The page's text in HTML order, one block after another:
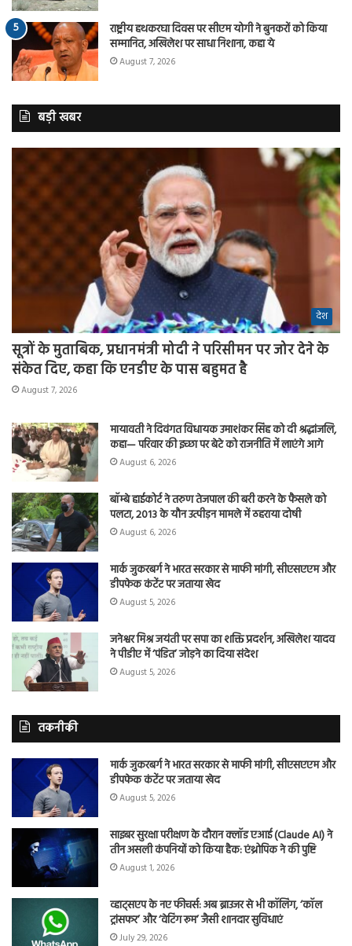
राष्ट्रीय हथकरघा दिवस पर सीएम योगी ने बुनकरों को किया
सम्मानित, अखिलेश पर साधा निशाना, कहा ये
August 7, 2026
बड़ी खबर
देश
सूत्रों के मुताबिक, प्रधानमंत्री मोदी ने परिसीमन पर जोर देने के
संकेत दिए, कहा कि एनडीए के पास बहुमत है
August 7, 2026
मायावती ने दिवंगत विधायक उमाशंकर सिंह को दी श्रद्धांजलि,
कहा— परिवार की इच्छा पर बेटे को राजनीति में लाएंगे आगे
August 6, 2026
बॉम्बे हाईकोर्ट ने तरुण तेजपाल की बरी करने के फैसले को
पलटा, 2013 के यौन उत्पीड़न मामले में ठहराया दोषी
August 6, 2026
मार्क जुकरबर्ग ने भारत सरकार से माफी मांगी, सीएसएएम और
डीपफेक कंटेंट पर जताया खेद
August 5, 2026
जनेश्वर मिश्र जयंती पर सपा का शक्ति प्रदर्शन, अखिलेश यादव
ने पीडीए में ‘पंडित’ जोड़ने का दिया संदेश
August 5, 2026
तकनीकी
मार्क जुकरबर्ग ने भारत सरकार से माफी मांगी, सीएसएएम और
डीपफेक कंटेंट पर जताया खेद
August 5, 2026
साइबर सुरक्षा परीक्षण के दौरान क्लॉड एआई (Claude AI) ने
तीन असली कंपनियों को किया हैक: एंथ्रोपिक ने की पुष्टि
August 1, 2026
व्हाट्सएप के नए फीचर्स: अब ब्राउजर से भी कॉलिंग, ‘कॉल
ट्रांसफर’ और ‘वेटिंग रूम’ जैसी शानदार सुविधाएं
July 29, 2026